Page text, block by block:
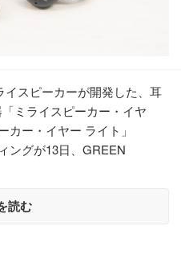
イスピーカーが開発した、耳
ミライスピーカー・イヤ
カー・イヤー ライト」
ングが13日、GREEN
読む